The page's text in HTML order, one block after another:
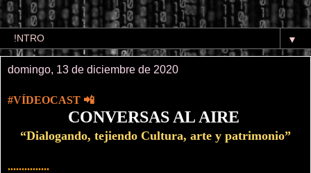
▼
domingo, 13 de diciembre de 2020
#VÍDEOCAST 📲
CONVERSAS AL AIRE
“Dialogando, tejiendo Cultura, arte y patrimonio”
...............